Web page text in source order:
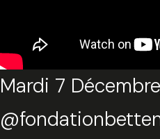
Mardi 7